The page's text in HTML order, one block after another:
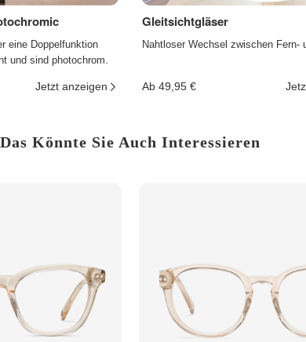
eine Doppelfunktion
und sind photochrom.
Jetzt anzeigen
Gleitsichtgläser
Nahtloser Wechsel zwischen Fern-
Ab 49,95 €
Das Könnte Sie Auch Interessieren